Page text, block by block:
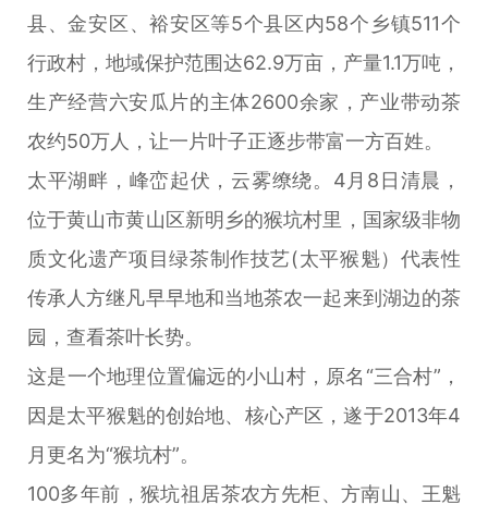
县、金安区、裕安区等5个县区内58个乡镇511个
行政村，地域保护范围达62.9万亩，产量1.1万吨，
生产经营六安瓜片的主体2600余家，产业带动茶
农约50万人，让一片叶子正逐步带富一方百姓。
太平湖畔，峰峦起伏，云雾缭绕。4月8日清晨，
位于黄山市黄山区新明乡的猴坑村里，国家级非物
质文化遗产项目绿茶制作技艺(太平猴魁）代表性
传承人方继凡早早地和当地茶农一起来到湖边的茶
园，查看茶叶长势。
这是一个地理位置偏远的小山村，原名“三合村”，
因是太平猴魁的创始地、核心产区，遂于2013年4
月更名为“猴坑村”。
100多年前，猴坑祖居茶农方先柜、方南山、王魁